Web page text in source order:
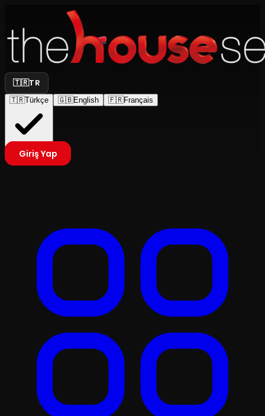
🇹🇷TR
🇹🇷Türkçe 🇬🇧English 🇫🇷Français
Giriş Yap